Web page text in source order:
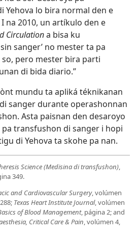
Yehova lo bira normal den e
I na 2010, un artíkulo den e
Circulationa bisa ku
sanger’ no mester ta pa
so, pero mester bira parti
di bida diario.”
mundu ta apliká téknikanan
sanger durante operashonnan
Asta paisnan den desaroyo
transfushon di sanger i hopi
di Yehova ta skohe pa nan.
Science (Medisina di transfushon),
349.
and Cardiovascular Surgery, volúmen
Texas Heart Institute Journal, volúmen
of Blood Management, página 2; and
Critical Care & Pain, volúmen 4,